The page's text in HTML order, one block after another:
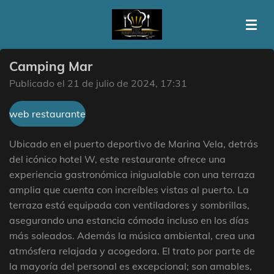
Camping Mar
Publicado el 21 de julio de 2024, 17:31
web restaurante
Ubicado en el puerto deportivo de Marina Vela, detrás
del icónico hotel W, este restaurante ofrece una
experiencia gastronómica inigualable con una terraza
amplia que cuenta con increíbles vistas al puerto. La
terraza está equipada con ventiladores y sombrillas,
asegurando una estancia cómoda incluso en los días
más soleados. Además la música ambiental, crea una
atmósfera relajada y acogedora. El trato por parte de
la mayoría del personal es excepcional; son amables,